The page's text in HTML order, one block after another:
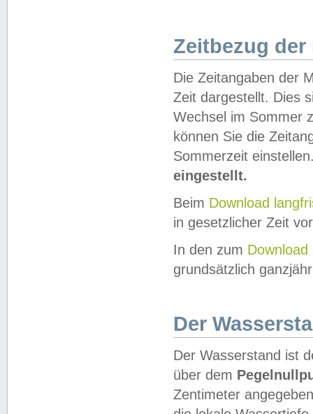
Zeitbezug der
Die Zeitangaben der
Zeit dargestellt. Dies
Wechsel im Sommer
können Sie die
Sommerzeit
eingestellt.
Beim Download
in gesetzlicher Zeit
In den zum Download
grundsätzlich
Der
Der Wasserstand ist
über dem
Zentimeter